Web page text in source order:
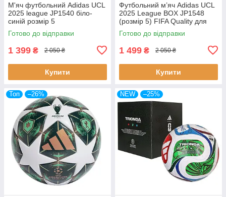
М'яч футбольний Adidas UCL
2025 league JP1540 біло-
синій розмір 5
Готово до відправки
1 399 ₴ 2 050 ₴
Купити
Футбольний м’яч Adidas UCL
2025 League BOX JP1548
(розмір 5) FIFA Quality для
дітей в коробці
Готово до відправки
1 499 ₴ 2 050 ₴
Купити
Топ –26% NEW –25%